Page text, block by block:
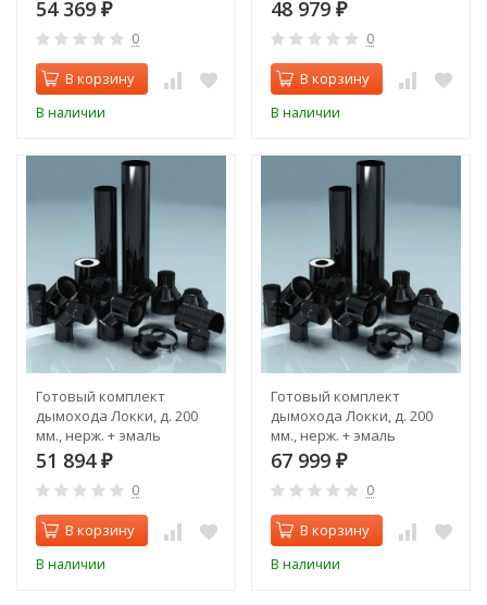
задний выход)
54 369 ₽
0
В корзину
В наличии
верхний выход)
48 979 ₽
0
В корзину
В наличии
Готовый комплект
дымохода Локки, д. 200
мм., нерж. + эмаль
(проход через крышу,
задний выход)
51 894 ₽
0
В корзину
В наличии
Готовый комплект
дымохода Локки, д. 200
мм., нерж. + эмаль
(проход через стену,
верхний выход)
67 999 ₽
0
В корзину
В наличии